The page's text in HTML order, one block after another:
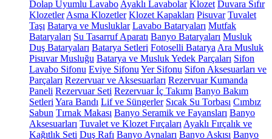
Dolap Uyumlu Lavabo Ayaklı Lavabolar Klozet Duvara Sıfır
Klozetler Asma Klozetler Klozet Kapakları Pisuvar Tuvalet
Taşı Batarya ve Musluklar Lavabo Bataryaları Mutfak
Bataryaları Su Tasarruf Aparatı Banyo Bataryaları Musluk
Duş Bataryaları Batarya Setleri Fotoselli Batarya Ara Musluk
Pisuvar Musluğu Batarya ve Musluk Yedek Parçaları Sifon
Lavabo Sifonu Eviye Sifonu Yer Sifonu Sifon Aksesuarları ve
Parçaları Rezervuar ve Aksesuarları Rezervuar Kumanda
Paneli Rezervuar Seti Rezervuar İç Takımı Banyo Bakım
Setleri Yara Bandı Lif ve Süngerler Sıcak Su Torbası Cımbız
Sabun Tırnak Makası Banyo Seramik ve Fayansları Banyo
Aksesuarları Tuvalet ve Klozet Fırçaları Ayaklı Fırçalık ve
Kağıtlık Seti Duş Rafı Banyo Aynaları Banyo Askısı Banyo